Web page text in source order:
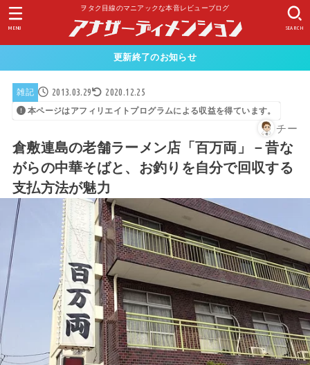
ヲタク目線のマニアックな本音レビューブログ
SEARCH
MENU
更新終了のお知らせ
雑記 2013.03.29 2020.12.25
本ページはアフィリエイトプログラムによる収益を得ています。
チー
倉敷連島の老舗ラーメン店「百万両」－昔な
がらの中華そばと、お釣りを自分で回収する
支払方法が魅力